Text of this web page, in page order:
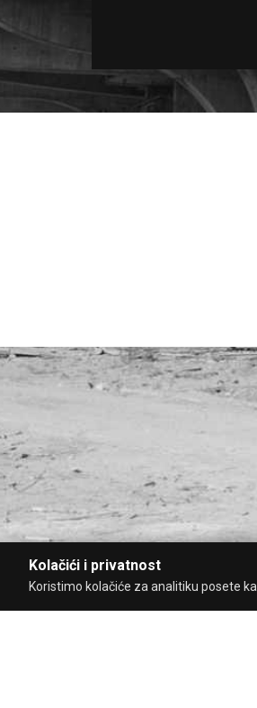
Kolačići i privatnost
Koristimo kolačiće za analitiku posete